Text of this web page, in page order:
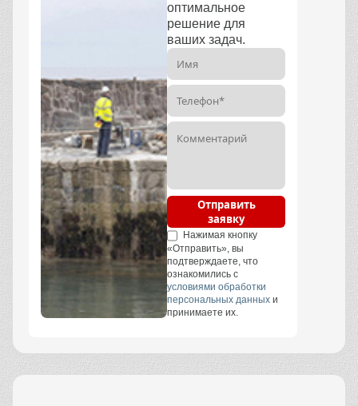
оптимальное
решение для
ваших задач.
Отправить
заявку
Нажимая кнопку
«Отправить», вы
подтверждаете, что
ознакомились с
условиями обработки
персональных данных и
принимаете их.